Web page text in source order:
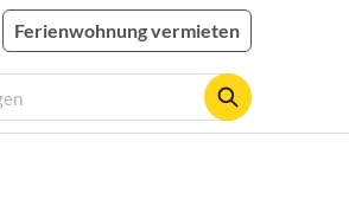
Ferienwohnung vermieten